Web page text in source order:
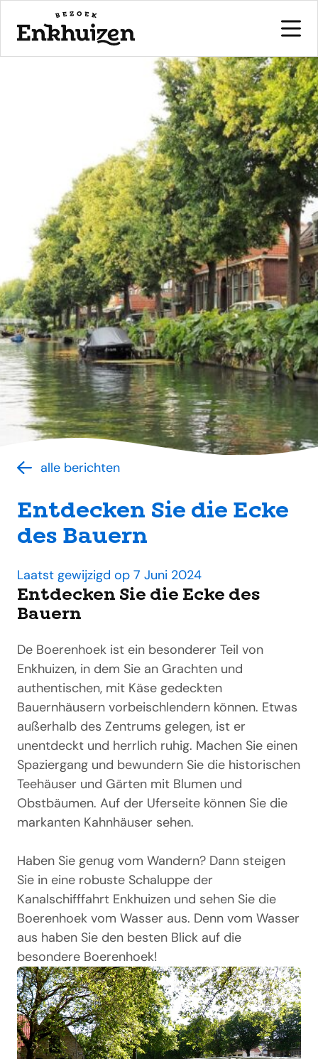
naar de inhoud
alle berichten
Entdecken Sie die Ecke
des Bauern
Laatst gewijzigd op 7 Juni 2024
Entdecken Sie die Ecke des
Bauern
De Boerenhoek ist ein besonderer Teil von
Enkhuizen, in dem Sie an Grachten und
authentischen, mit Käse gedeckten
Bauernhäusern vorbeischlendern können. Etwas
außerhalb des Zentrums gelegen, ist er
unentdeckt und herrlich ruhig. Machen Sie einen
Spaziergang und bewundern Sie die historischen
Teehäuser und Gärten mit Blumen und
Obstbäumen. Auf der Uferseite können Sie die
markanten Kahnhäuser sehen.
Haben Sie genug vom Wandern? Dann steigen
Sie in eine robuste Schaluppe der
Kanalschifffahrt Enkhuizen und sehen Sie die
Boerenhoek vom Wasser aus. Denn vom Wasser
aus haben Sie den besten Blick auf die
besondere Boerenhoek!